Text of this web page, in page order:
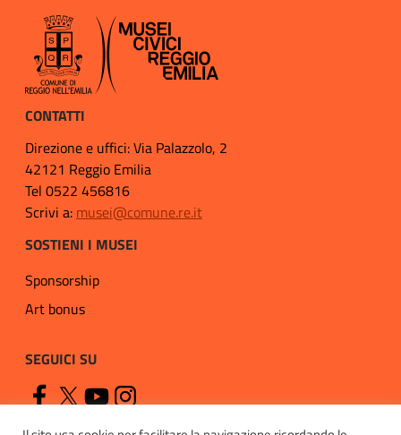
CONTATTI
Direzione e uffici: Via Palazzolo, 2
42121 Reggio Emilia
Tel 0522 456816
Scrivi a: musei@comune.re.it
SOSTIENI I MUSEI
Sponsorship
Art bonus
SEGUICI SU